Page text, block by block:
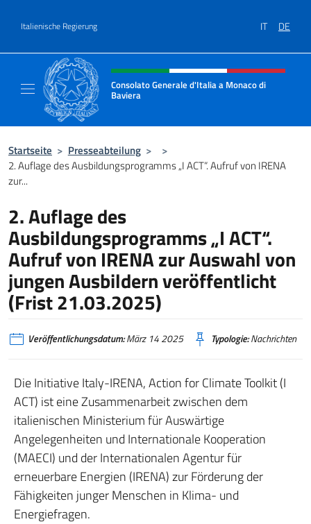
Italienische Regierung IT DE
Header-Site, Social und Menü
Consolato Generale d'Italia a Monaco di
Baviera
Startseite > Presseabteilung >
>
2. Auflage des Ausbildungsprogramms „I ACT“. Aufruf von IRENA
zur...
2. Auflage des
Ausbildungsprogramms „I ACT“.
Aufruf von IRENA zur Auswahl von
jungen Ausbildern veröffentlicht
(Frist 21.03.2025)
Veröffentlichungsdatum:März 14 2025 Typologie:Nachrichten
Die Initiative Italy-IRENA, Action for Climate Toolkit (I
ACT) ist eine Zusammenarbeit zwischen dem
italienischen Ministerium für Auswärtige
Angelegenheiten und Internationale Kooperation
(MAECI) und der Internationalen Agentur für
erneuerbare Energien (IRENA) zur Förderung der
Fähigkeiten junger Menschen in Klima- und
Energiefragen.